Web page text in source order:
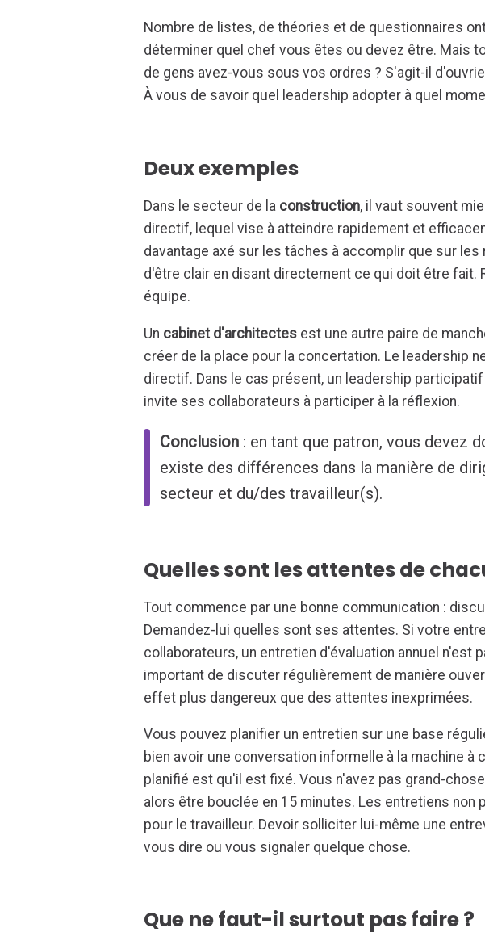
Nombre de listes, de théories et de questionnaires
déterminer quel chef vous êtes ou devez être. Mais
de gens avez-vous sous vos ordres ? S'agit-il
À vous de savoir quel leadership adopter à quel
Deux exemples
Dans le secteur de la construction, il vaut souvent
directif, lequel vise à atteindre rapidement et
davantage axé sur les tâches à accomplir que sur
d'être clair en disant directement ce qui doit être fait.
équipe.
Un cabinet d'architectes est une autre paire de
créer de la place pour la concertation. Le leadership
directif. Dans le cas présent, un leadership
invite ses collaborateurs à participer à la réflexion.
Conclusion: en tant que patron, vous devez
existe des différences dans la manière de
secteur et du/des travailleur(s).
Quelles sont les attentes de
Tout commence par une bonne communication :
Demandez-lui quelles sont ses attentes. Si votre
collaborateurs, un entretien d'évaluation annuel n'est
important de discuter régulièrement de manière
effet plus dangereux que des attentes inexprimées.
Vous pouvez planifier un entretien sur une base
bien avoir une conversation informelle à la machine à
planifié est qu'il est fixé. Vous n'avez pas grand-
alors être bouclée en 15 minutes. Les entretiens non
pour le travailleur. Devoir solliciter lui-même une
vous dire ou vous signaler quelque chose.
Que ne faut-il surtout pas faire ?